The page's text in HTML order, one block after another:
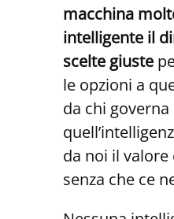
macchina
intelligente il
scelte giuste
le opzioni a
da chi governa
da noi il valore
senza che ce